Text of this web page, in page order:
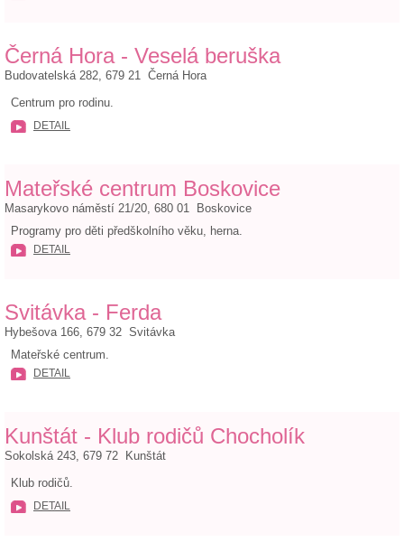
Černá Hora - Veselá beruška
Budovatelská 282, 679 21 Černá Hora
Centrum pro rodinu.
DETAIL
Mateřské centrum Boskovice
Masarykovo náměstí 21/20, 680 01 Boskovice
Programy pro děti předškolního věku, herna.
DETAIL
Svitávka - Ferda
Hybešova 166, 679 32 Svitávka
Mateřské centrum.
DETAIL
Kunštát - Klub rodičů Chocholík
Sokolská 243, 679 72 Kunštát
Klub rodičů.
DETAIL